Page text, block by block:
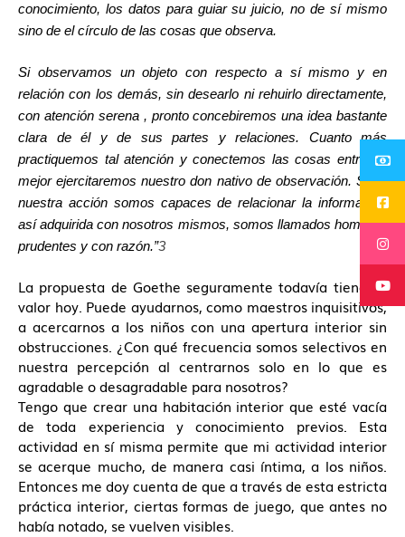
conocimiento, los datos para guiar su juicio, no de sí mismo
sino de el círculo de las cosas que observa.
Si observamos un objeto con respecto a sí mismo y en
relación con los demás, sin desearlo ni rehuirlo directamente,
con atención serena , pronto concebiremos una idea bastante
clara de él y de sus partes y relaciones. Cuanto más
practiquemos tal atención y conectemos las cosas entre sí,
mejor ejercitaremos nuestro don nativo de observación. Si en
nuestra acción somos capaces de relacionar la información
así adquirida con nosotros mismos, somos llamados hombres
prudentes y con razón.”3
La propuesta de Goethe seguramente todavía tiene su
valor hoy. Puede ayudarnos, como maestros inquisitivos,
a acercarnos a los niños con una apertura interior sin
obstrucciones. ¿Con qué frecuencia somos selectivos en
nuestra percepción al centrarnos solo en lo que es
agradable o desagradable para nosotros?
Tengo que crear una habitación interior que esté vacía
de toda experiencia y conocimiento previos. Esta
actividad en sí misma permite que mi actividad interior
se acerque mucho, de manera casi íntima, a los niños.
Entonces me doy cuenta de que a través de esta estricta
práctica interior, ciertas formas de juego, que antes no
había notado, se vuelven visibles.